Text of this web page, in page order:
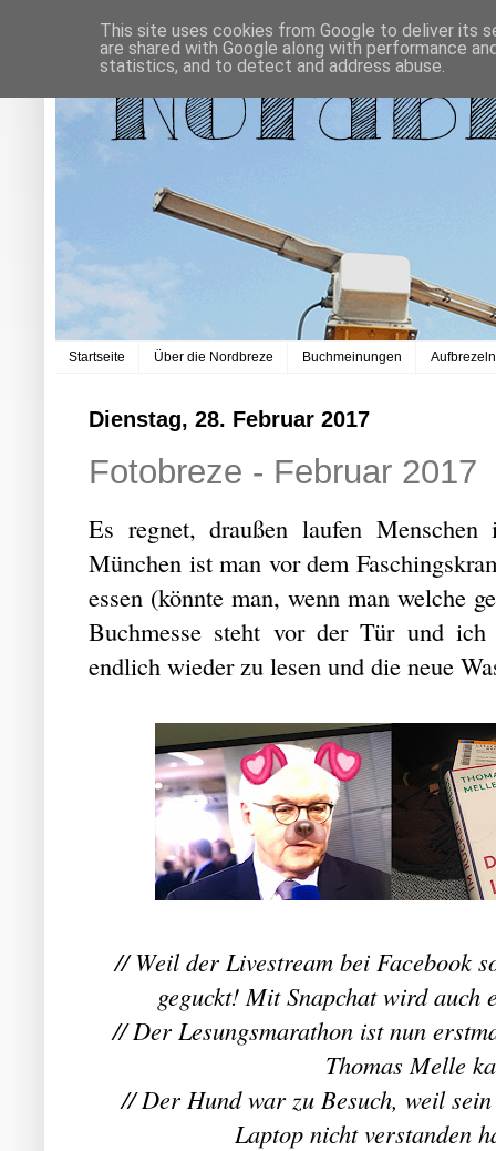
Startseite Über die Nordbreze Buchmeinungen
Dienstag, 28. Februar 2017
Fotobreze - Februar 2017
Es regnet, draußen laufen
München ist man vor dem
essen (könnte man, wenn man welche
Buchmesse steht vor der Tür und
endlich wieder zu lesen und die neue
// Weil der Livestream bei Facebook
geguckt! Mit Snapchat wird auch
// Der Lesungsmarathon ist nun
Thomas Melle
// Der Hund war zu Besuch, weil
Laptop nicht verstanden
This site uses cookies from Google to deliver its
are shared with Google along with performance
statistics, and to detect and address abuse.